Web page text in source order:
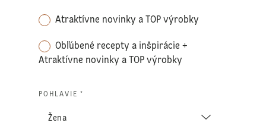
Atraktívne novinky a TOP výrobky
Obľúbené recepty a inšpirácie +
Atraktívne novinky a TOP výrobky
POHLAVIE *